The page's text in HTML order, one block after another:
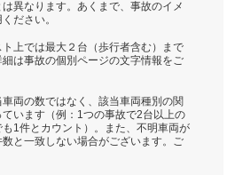
異なります。あくまで、事故のイメ
ださい。
ト上では最大２台（歩行者含む）まで
は事故の個別ページの文字情報をご
両の数ではなく、該当車両種別の関
います（例：1つの事故で2台以上の
1件とカウント）。また、不明車両が
と一致しない場合がございます。ご